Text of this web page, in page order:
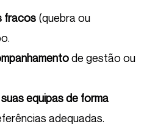
fracos (quebra ou
de gestão ou
equipas de forma
adequadas.